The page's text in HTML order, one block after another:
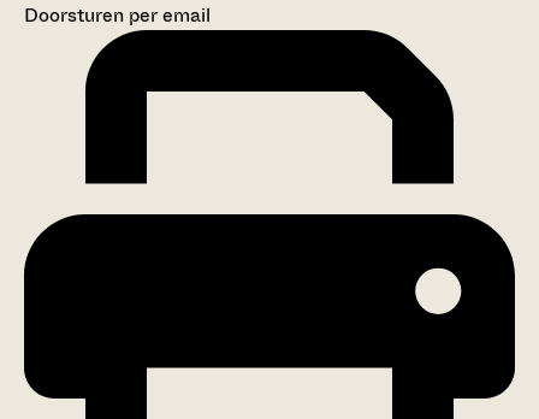
Doorsturen per email